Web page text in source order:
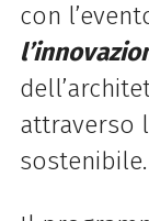
con
attraverso
sostenibile.